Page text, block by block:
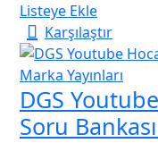
Listeye Ekle
Karşılaştır
DGS
Soru